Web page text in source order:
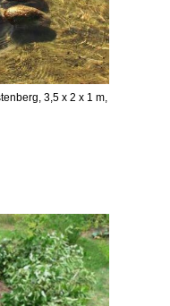
3,5 x 2 x 1 m,